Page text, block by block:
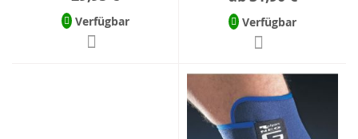
Verfügbar Verfügbar